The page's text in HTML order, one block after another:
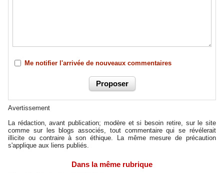
Me notifier l'arrivée de nouveaux commentaires
Avertissement
La rédaction, avant publication; modère et si besoin retire, sur le site
comme sur les blogs associés, tout commentaire qui se révélerait
illicite ou contraire à son éthique. La même mesure de précaution
s'applique aux liens publiés.
Dans la même rubrique